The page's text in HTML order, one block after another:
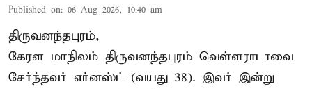
Published on: 06 Aug 2026, 10:40 am
திருவனந்தபுரம்,
கேரள மாநிலம் திருவனந்தபுரம் வெள்ளராடாவை
சேர்ந்தவர் எர்னஸ்ட் (வயது 38). இவர் இன்று